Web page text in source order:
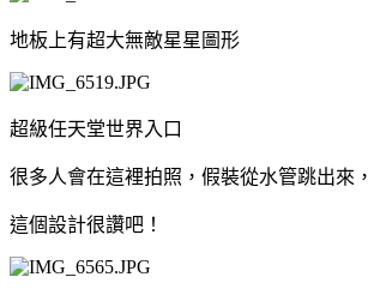
地板上有超大無敵星星圖形
超級任天堂世界入口
很多人會在這裡拍照，假裝從水管跳出來
這個設計很讚吧！